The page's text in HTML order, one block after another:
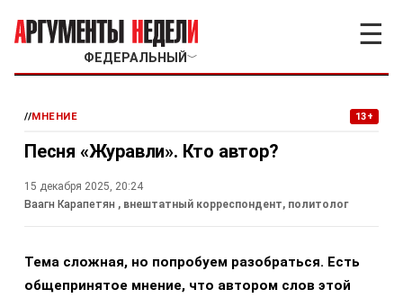
ФЕДЕРАЛЬНЫЙ ﹀
☰
//МНЕНИЕ 13+
Песня «Журавли». Кто автор?
15 декабря 2025, 20:24
Ваагн Карапетян , внештатный корреспондент, политолог
Тема сложная, но попробуем разобраться. Есть
общепринятое мнение, что автором слов этой